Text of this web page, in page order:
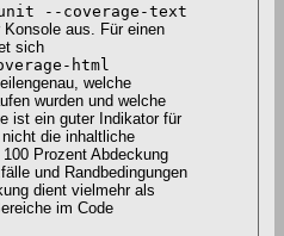
--coverage-text
aus. Für einen
sich
html
welche
wurden und welche
ist ein guter Indikator für
die inhaltliche
Prozent Abdeckung
und Randbedingungen
dient vielmehr als
im Code